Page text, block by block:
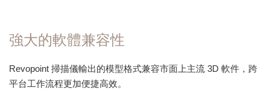
強大的軟體兼容性
Revopoint 掃描儀輸出的模型格式兼容市面上主流 3D 軟件，跨
平台工作流程更加便捷高效。